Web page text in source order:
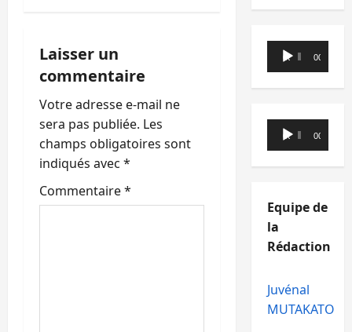
o
n
d
’
a
Laisser un
commentaire
Votre adresse e-mail ne
sera pas publiée. Les
champs obligatoires sont
indiqués avec *
Commentaire*
Lecteur
audio
00:00 00:00
Lecteur
audio
00:00 00:00
Equipe de
la
Rédaction
Juvénal
MUTAKATO